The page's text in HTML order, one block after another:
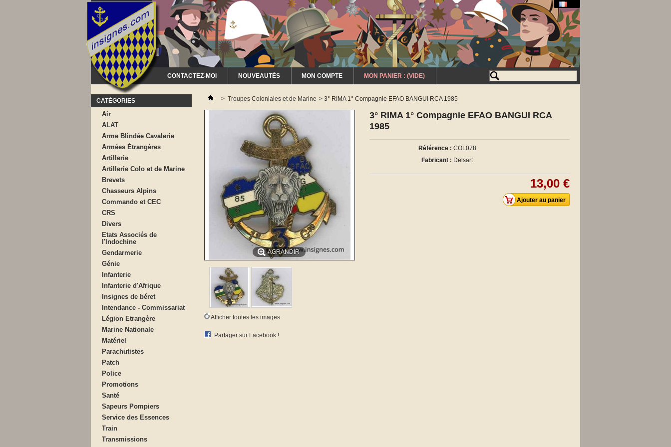
CONTACTEZ-MOI NOUVEAUTÉS MON COMPTE MON PANIER : (VIDE)
CATÉGORIES
Air
ALAT
Arme Blindée Cavalerie
Armées Étrangères
Artillerie
Artillerie Colo et de Marine
Brevets
Chasseurs Alpins
Commando et CEC
CRS
Divers
Etats Associés de
l'Indochine
Gendarmerie
Génie
Infanterie
Infanterie d'Afrique
Insignes de béret
Intendance - Commissariat
Légion Etrangère
Marine Nationale
Matériel
Parachutistes
Patch
Police
Promotions
Santé
Sapeurs Pompiers
Service des Essences
Train
Transmissions
> Troupes Coloniales et de Marine > 3° RIMA 1° Compagnie EFAO BANGUI RCA 1985
AGRANDIR
Afficher toutes les images
Partager sur Facebook !
3° RIMA 1° Compagnie EFAO BANGUI RCA
1985
Référence : COL078
Fabricant : Delsart
13,00 €